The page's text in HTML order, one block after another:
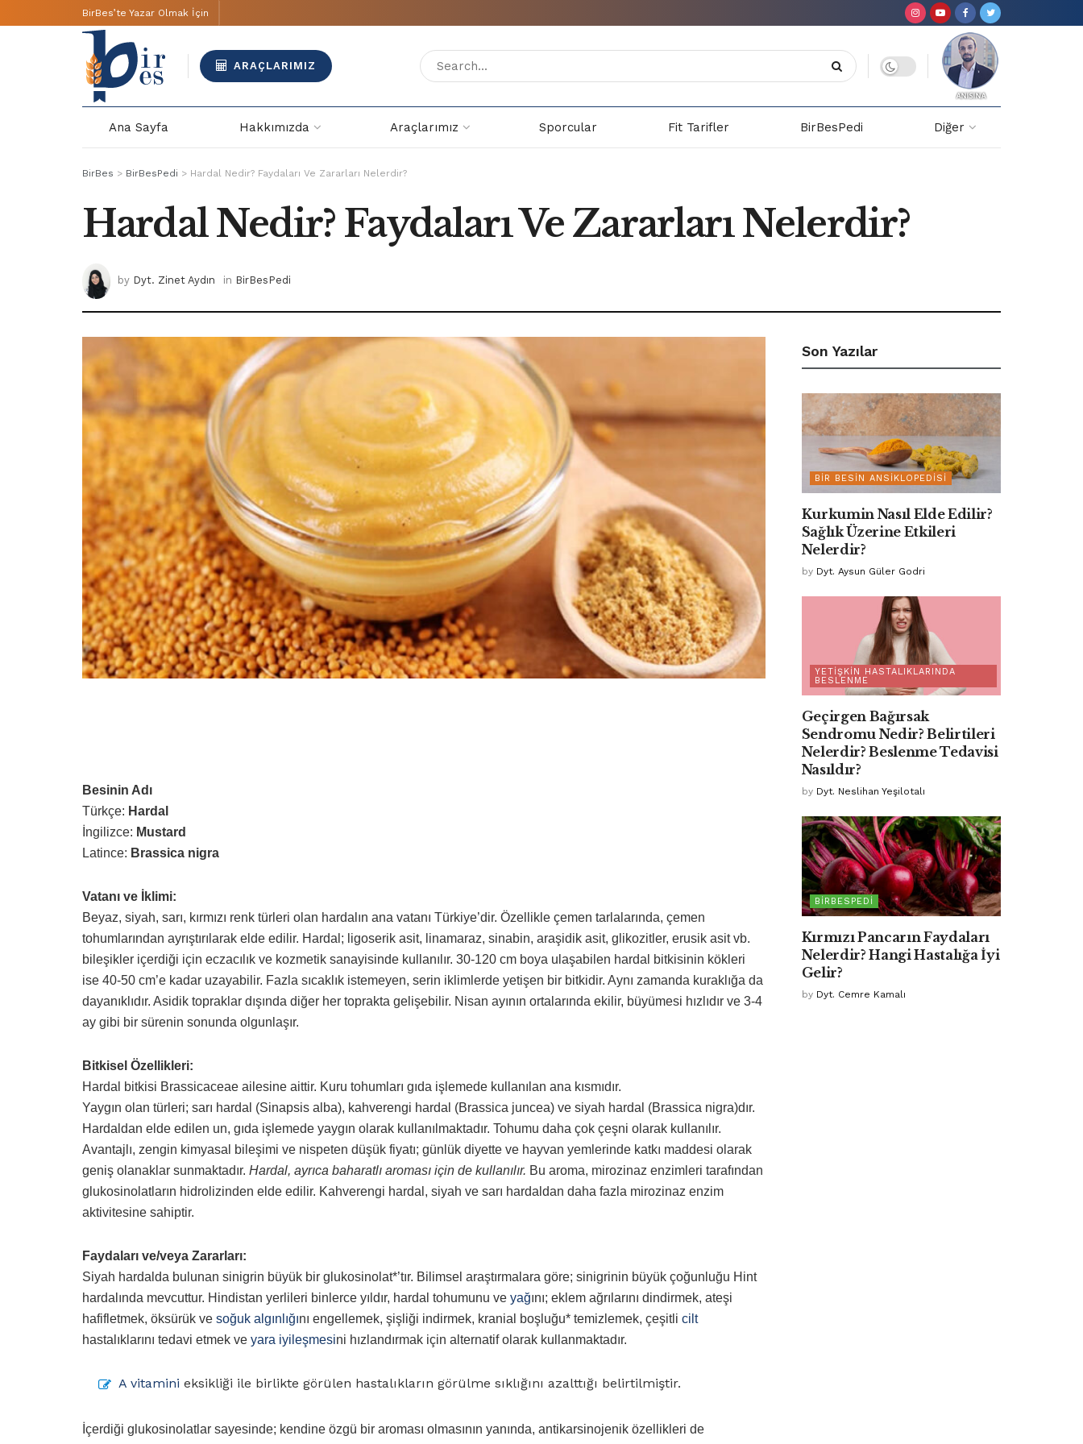
BirBes’te Yazar Olmak İçin
ARAÇLARIMIZ
Ana Sayfa Hakkımızda Araçlarımız Sporcular Fit Tarifler BirBesPedi Diğer
BirBes > BirBesPedi > Hardal Nedir? Faydaları Ve Zararları Nelerdir?
Hardal Nedir? Faydaları Ve Zararları Nelerdir?
by Dyt. Zinet Aydın in BirBesPedi
Besinin Adı
Türkçe: Hardal
İngilizce: Mustard
Latince: Brassica nigra
Vatanı ve İklimi:
Beyaz, siyah, sarı, kırmızı renk türleri olan hardalın ana vatanı Türkiye’dir. Özellikle çemen tarlalarında, çemen
tohumlarından ayrıştırılarak elde edilir. Hardal; ligoserik asit, linamaraz, sinabin, araşidik asit, glikozitler, erusik asit vb.
bileşikler içerdiği için eczacılık ve kozmetik sanayisinde kullanılır. 30-120 cm boya ulaşabilen hardal bitkisinin kökleri
ise 40-50 cm’e kadar uzayabilir. Fazla sıcaklık istemeyen, serin iklimlerde yetişen bir bitkidir. Aynı zamanda kuraklığa da
dayanıklıdır. Asidik topraklar dışında diğer her toprakta gelişebilir. Nisan ayının ortalarında ekilir, büyümesi hızlıdır ve 3-4
ay gibi bir sürenin sonunda olgunlaşır.
Bitkisel Özellikleri:
Hardal bitkisi Brassicaceae ailesine aittir. Kuru tohumları gıda işlemede kullanılan ana kısmıdır.
Yaygın olan türleri; sarı hardal (Sinapsis alba), kahverengi hardal (Brassica juncea) ve siyah hardal (Brassica nigra)dır.
Hardaldan elde edilen un, gıda işlemede yaygın olarak kullanılmaktadır. Tohumu daha çok çeşni olarak kullanılır.
Avantajlı, zengin kimyasal bileşimi ve nispeten düşük fiyatı; günlük diyette ve hayvan yemlerinde katkı maddesi olarak
geniş olanaklar sunmaktadır. Hardal, ayrıca baharatlı aroması için de kullanılır. Bu aroma, mirozinaz enzimleri tarafından
glukosinolatların hidrolizinden elde edilir. Kahverengi hardal, siyah ve sarı hardaldan daha fazla mirozinaz enzim
aktivitesine sahiptir.
Faydaları ve/veya Zararları:
Siyah hardalda bulunan sinigrin büyük bir glukosinolat*’tır. Bilimsel araştırmalara göre; sinigrinin büyük çoğunluğu Hint
hardalında mevcuttur. Hindistan yerlileri binlerce yıldır, hardal tohumunu ve yağını; eklem ağrılarını dindirmek, ateşi
hafifletmek, öksürük ve soğuk algınlığını engellemek, şişliği indirmek, kranial boşluğu* temizlemek, çeşitli cilt
hastalıklarını tedavi etmek ve yara iyileşmesini hızlandırmak için alternatif olarak kullanmaktadır.
A vitamini eksikliği ile birlikte görülen hastalıkların görülme sıklığını azalttığı belirtilmiştir.
İçerdiği glukosinolatlar sayesinde; kendine özgü bir aroması olmasının yanında, antikarsinojenik özellikleri de
Son Yazılar
BIR BESIN ANSIKLOPEDISI
Kurkumin Nasıl Elde Edilir?
Sağlık Üzerine Etkileri
Nelerdir?
by Dyt. Aysun Güler Godri
YETIŞKIN HASTALIKLARINDA
BESLENME
Geçirgen Bağırsak
Sendromu Nedir? Belirtileri
Nelerdir? Beslenme Tedavisi
Nasıldır?
by Dyt. Neslihan Yeşilotalı
BIRBESPEDI
Kırmızı Pancarın Faydaları
Nelerdir? Hangi Hastalığa İyi
Gelir?
by Dyt. Cemre Kamalı